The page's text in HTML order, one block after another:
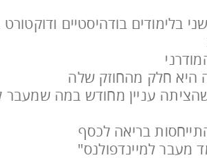
בודהיסטיים ודוקטורט
היא חלק מהחוזק שלה
עניין מחודש במה שמעבר
בריאה לכסף
למיינדפולנס"